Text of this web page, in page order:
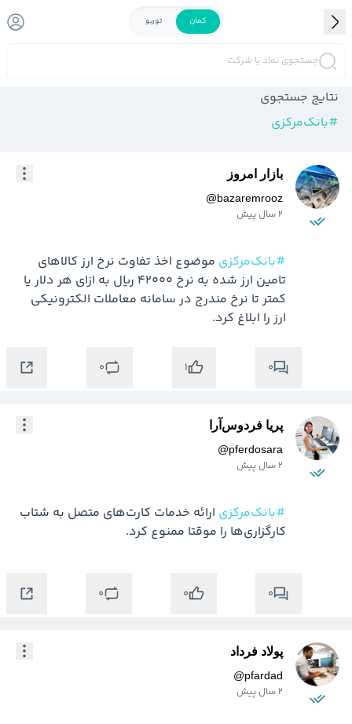
کمان توربو
جستجوی نماد یا شرکت
نتایج جستجوی
#بانک‌مرکزی
بازار امروز
@bazaremrooz
2 سال پیش
#بانک‌مرکزی
ارز را ابلاغ کرد.
0
1
0
پریا فردوس‌آرا
@pferdosara
2 سال پیش
#بانک‌مرکزی
کارگزاری‌ها را موقتا ممنوع کرد.
0
0
0
پولاد فرداد
@pfardad
2 سال پیش